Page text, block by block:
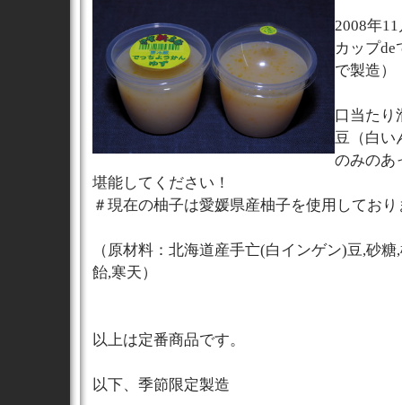
2008年
カップ
で製造）
口当たり
豆（白い
のみのあ
堪能してください！
＃現在の柚子は愛媛県産柚子を使用しており
（原材料：北海道産手亡(白インゲン)豆,砂
飴,寒天）
以上は定番商品です。
以下、季節限定製造